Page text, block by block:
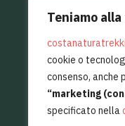
Teniamo
cookie o
consenso, anche
“marketing
specificato nella